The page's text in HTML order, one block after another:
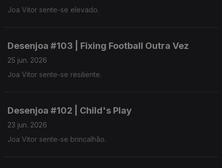
Joa Vitor sente-se elevado.
Desenjoa #103 | Fixing Football Outra Vez
25 jun. 2026
Joa Vitor sente-se resiliente.
Desenjoa #102 | Child's Play
23 jun. 2026
Joa Vitor sente-se brincalhão.